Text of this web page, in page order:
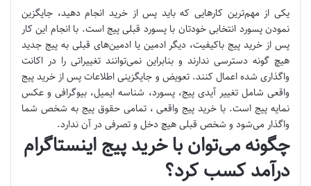
یکی از مهم‌ترین کارهایی که باید پس از خرید انجام دهید، جایگزین
نمودن پسورد انتخابی خودتان با پسورد قبلی پیج است. با انجام این کار
پس از خرید پیج باکیفیت، دیگر ادمین یا ادمین‌های قبلی به پیج جدید
هیچ گونه دسترسی ندارند و بنابراین نمی‌توانند تغییراتی را در اکانت
واگذاری شده اعمال کنند. تعویض و جایگزینی اطلاعات پس از خرید پیج
واقعی شامل تغییر آیدی پیج، پسورد، شناسه ایمیل، بیوگرافی و عکس
نمایه پیج است. با خرید پیج واقعی ، تمامی حقوق پیج به شخص شما
واگذار می‌شود و شخص قبلی هیچ دخل و تصرفی در آن ندارد.
چگونه می‌توان با خرید پیج اینستاگرام
درآمد کسب کرد؟